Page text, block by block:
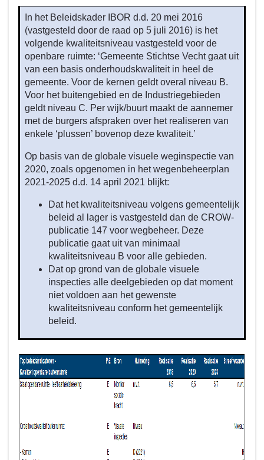
naar
navigatie
programma
willen
buitenruimte
In het Beleidskader IBOR d.d. 20 mei 2016
(vastgesteld door de raad op 5 juli 2016) is het
volgende kwaliteitsniveau vastgesteld voor de
openbare ruimte: ‘Gemeente Stichtse Vecht gaat uit
van een basis onderhoudskwaliteit in heel de
gemeente. Voor de kernen geldt overal niveau B.
Voor het buitengebied en de Industriegebieden
geldt niveau C. Per wijk/buurt maakt de aannemer
met de burgers afspraken over het realiseren van
enkele ‘plussen’ bovenop deze kwaliteit.’
Op basis van de globale visuele weginspectie van
2020, zoals opgenomen in het wegenbeheerplan
2021-2025 d.d. 14 april 2021 blijkt:
Dat het kwaliteitsniveau volgens gemeentelijk
beleid al lager is vastgesteld dan de CROW-
publicatie 147 voor wegbeheer. Deze
publicatie gaat uit van minimaal
kwaliteitsniveau B voor alle gebieden.
Dat op grond van de globale visuele
inspecties alle deelgebieden op dat moment
niet voldoen aan het gewenste
kwaliteitsniveau conform het gemeentelijk
beleid.